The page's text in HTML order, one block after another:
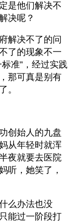
是他们解决不
决呢？
解决不了的问
了的现象不一
准”，经过实践
那可真是别有
。
创始人的九盘
从年轻时就浑
夜就要去医院
听，她笑了，
么办法也没
能过一阶段打